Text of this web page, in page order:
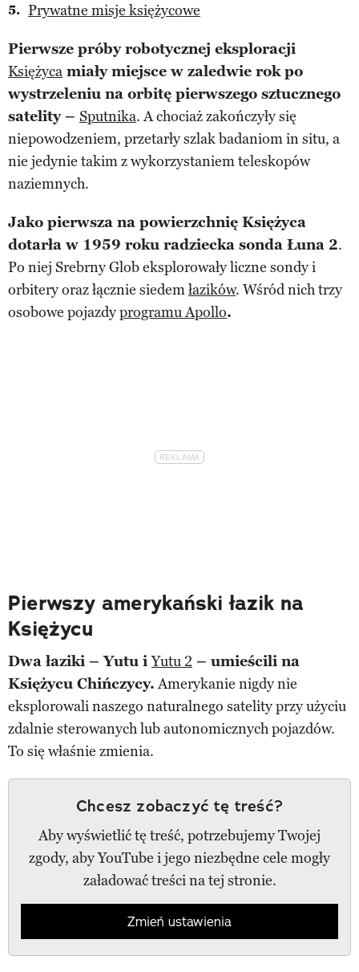
Prywatne misje księżycowe
Pierwsze próby robotycznej eksploracji
Księżyca miały miejsce w zaledwie rok po
wystrzeleniu na orbitę pierwszego sztucznego
satelity – Sputnika. A chociaż zakończyły się
niepowodzeniem, przetarły szlak badaniom in situ, a
nie jedynie takim z wykorzystaniem teleskopów
naziemnych.
Jako pierwsza na powierzchnię Księżyca
dotarła w 1959 roku radziecka sonda Łuna 2.
Po niej Srebrny Glob eksplorowały liczne sondy i
orbitery oraz łącznie siedemłazików. Wśród nich trzy
osobowe pojazdyprogramu Apollo.
Pierwszy amerykański łazik na
Księżycu
Dwa łaziki – Yutu iYutu 2 – umieścili na
Księżycu Chińczycy.Amerykanie nigdy nie
eksplorowali naszego naturalnego satelity przy użyciu
zdalnie sterowanych lub autonomicznych pojazdów.
To się właśnie zmienia.
Chcesz zobaczyć tę treść?
Aby wyświetlić tę treść, potrzebujemy Twojej
zgody, aby YouTube i jego niezbędne cele mogły
załadować treści na tej stronie.
Zmień ustawienia